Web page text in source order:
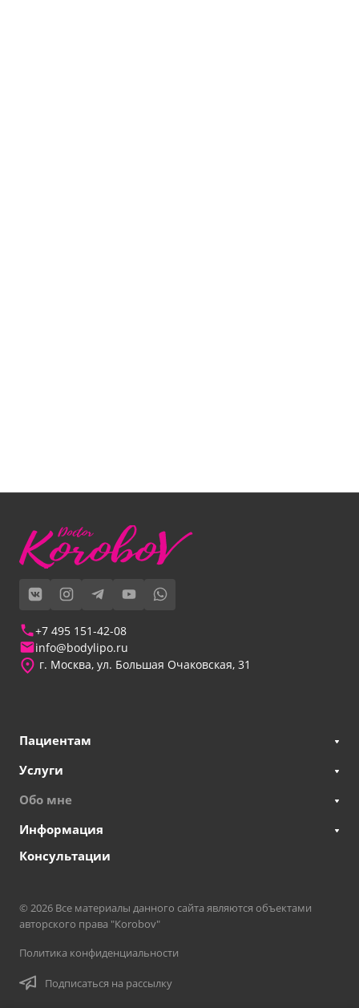
+7 495 151-42-08
info@bodylipo.ru
г. Москва, ул. Большая Очаковская, 31
Пациентам
Услуги
Обо мне
Информация
Консультации
© 2026 Все материалы данного сайта являются объектами
авторского права "Кorobov"
Политика конфиденциальности
Подписаться на рассылку